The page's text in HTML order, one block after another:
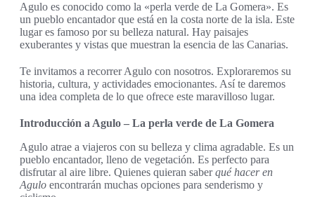
Agulo es conocido como la «perla verde de La Gomera». Es
un pueblo encantador que está en la costa norte de la isla. Este
lugar es famoso por su belleza natural. Hay paisajes
exuberantes y vistas que muestran la esencia de las Canarias.
Te invitamos a recorrer Agulo con nosotros. Exploraremos su
historia, cultura, y actividades emocionantes. Así te daremos
una idea completa de lo que ofrece este maravilloso lugar.
Introducción a Agulo – La perla verde de La Gomera
Agulo atrae a viajeros con su belleza y clima agradable. Es un
pueblo encantador, lleno de vegetación. Es perfecto para
disfrutar al aire libre. Quienes quieran saberqué hacer en
Agulo encontrarán muchas opciones para senderismo y